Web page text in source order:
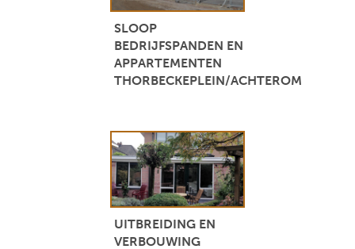
SLOOP
BEDRIJFSPANDEN EN
APPARTEMENTEN
THORBECKEPLEIN/ACHTEROM
UITBREIDING EN
VERBOUWING